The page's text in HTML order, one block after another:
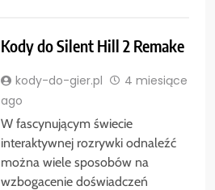
Kody do Silent Hill 2 Remake
kody-do-gier.pl
4 miesiące
ago
W fascynującym świecie
interaktywnej rozrywki odnaleźć
można wiele sposobów na
wzbogacenie doświadczeń